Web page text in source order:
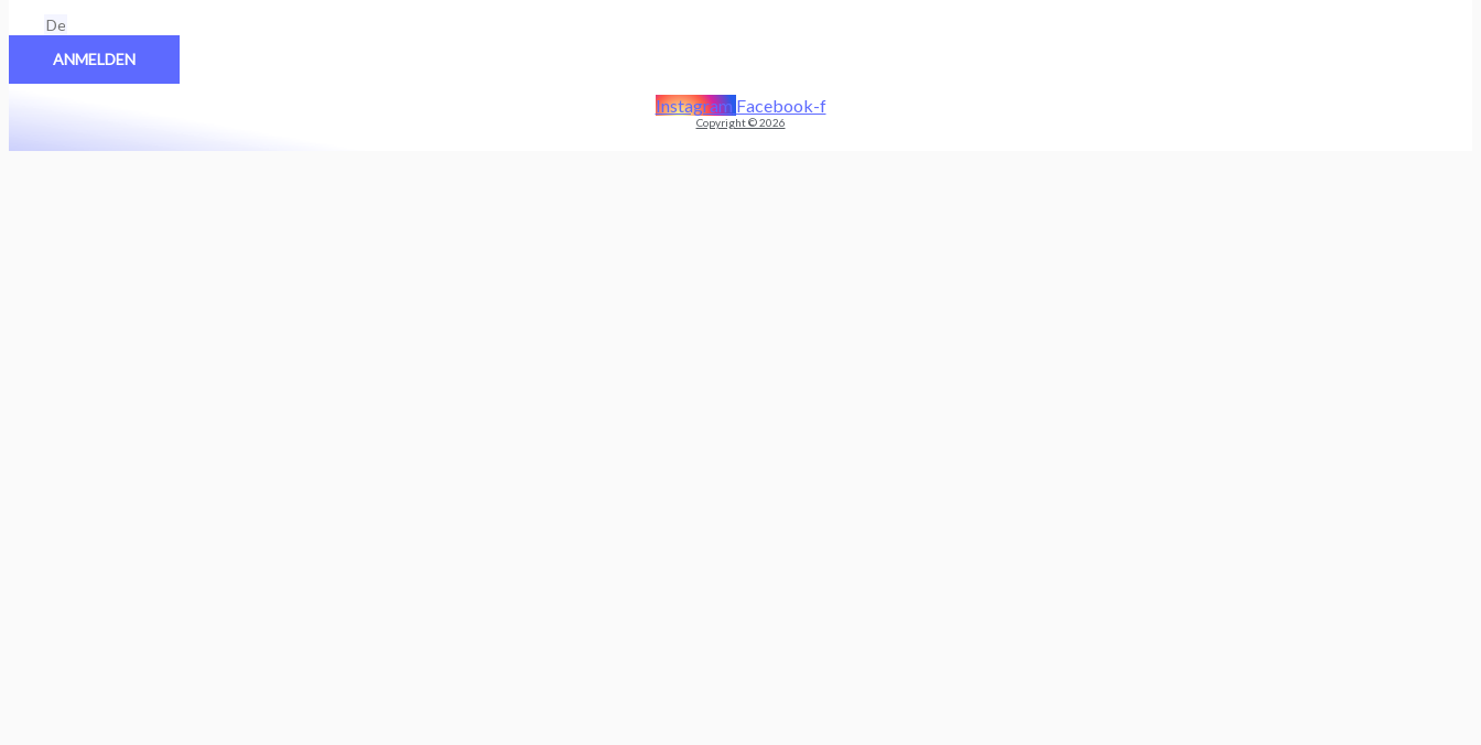
ANMELDEN
Instagram Facebook-f
Copyright © 2026